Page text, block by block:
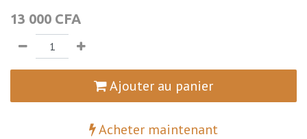
13 000 CFA
Ajouter au panier
Acheter maintenant